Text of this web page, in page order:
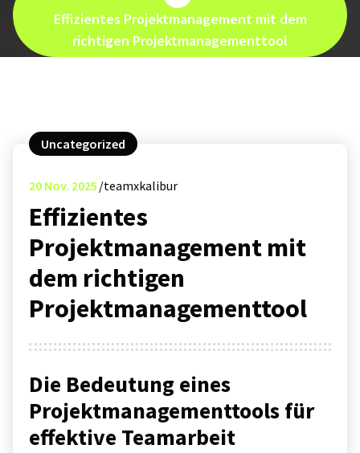
Effizientes Projektmanagement mit dem
richtigen Projektmanagementtool
Uncategorized
20 Nov. 2025 teamxkalibur
Effizientes
Projektmanagement mit
dem richtigen
Projektmanagementtool
Die Bedeutung eines
Projektmanagementtools für
effektive Teamarbeit